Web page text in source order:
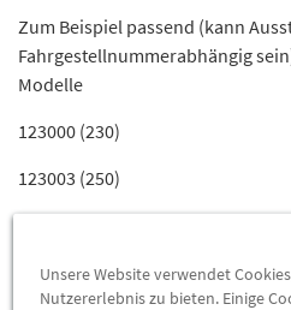
Zum Beispiel passend (kann
Fahrgestellnummerabhängig
Modelle
123000 (230)
123003 (250)
123020 (200)
Unsere Website verwendet
Nutzererlebnis zu bieten. Einige